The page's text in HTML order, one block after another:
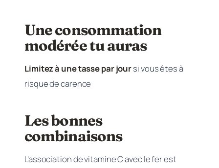
Une consommation
modérée tu auras
Limitez à une tasse par joursi vous êtes à
risque de carence
Les bonnes
combinaisons
L’association de vitamine C avec le fer est